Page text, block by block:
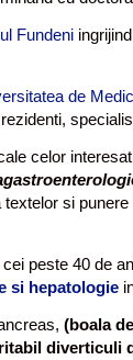
Fundeni
de
celor
si
peste 40 de
si hepatologie
(boala
diverticuli